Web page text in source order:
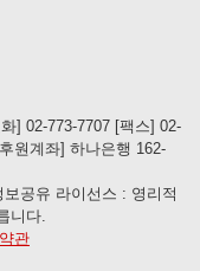
] 02-773-7707 [팩스] 02-
원계좌] 하나은행 162-
공유 라이선스 : 영리적
니다.
관